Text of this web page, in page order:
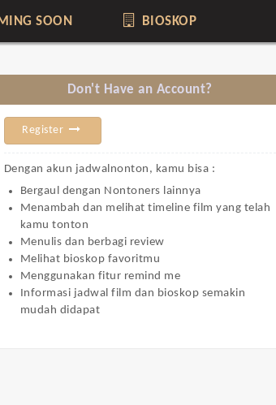
SOON BIOSKOP
Don't Have an Account?
Register
Dengan akun jadwalnonton, kamu bisa :
Bergaul dengan Nontoners lainnya
Menambah dan melihat timeline film yang telah
kamu tonton
Menulis dan berbagi review
Melihat bioskop favoritmu
Menggunakan fitur remind me
Informasi jadwal film dan bioskop semakin
mudah didapat